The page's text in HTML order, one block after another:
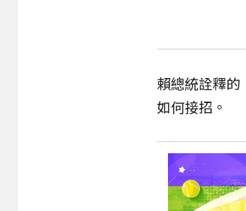
賴總統詮釋
如何接招。